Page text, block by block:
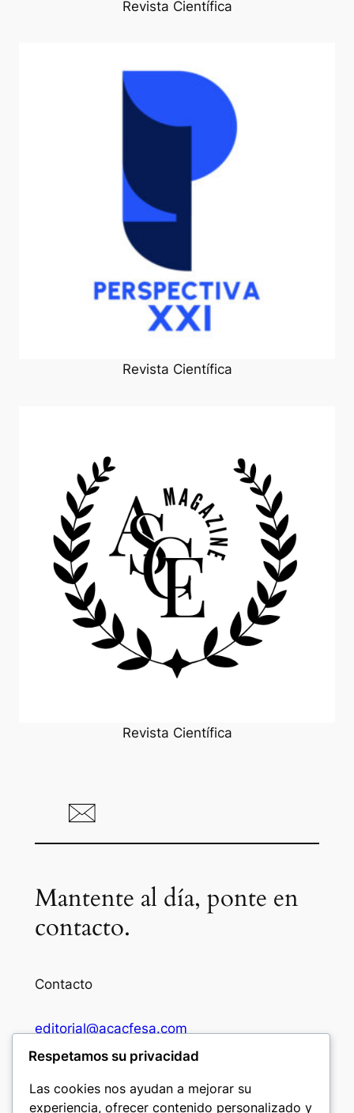
Revista Científica
Revista Científica
Revista Científica
Mantente al día, ponte en
contacto.
Contacto
editorial@acacfesa.com
Respetamos su privacidad
Las cookies nos ayudan a mejorar su
experiencia, ofrecer contenido personalizado y